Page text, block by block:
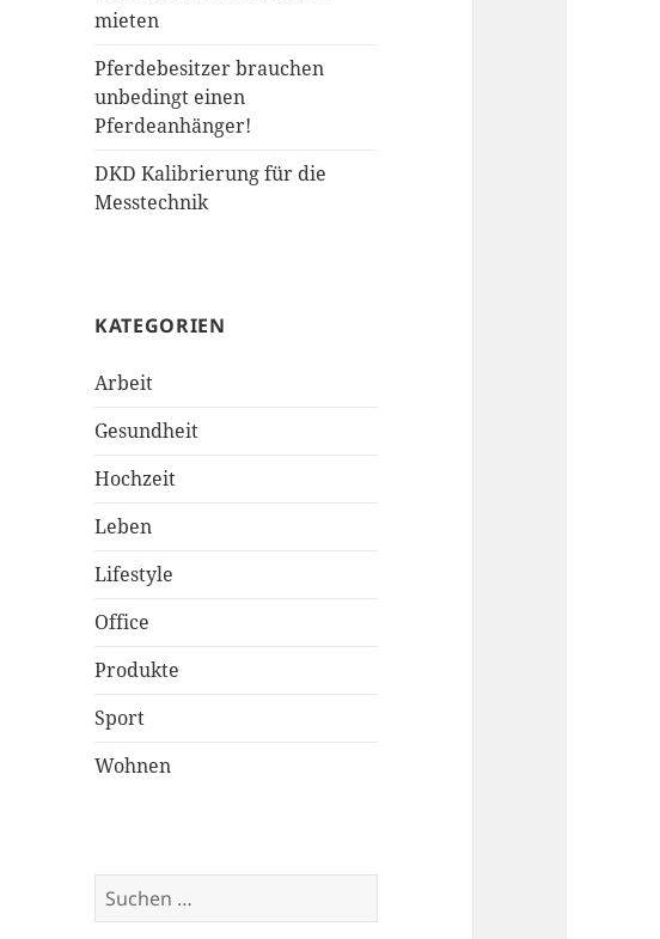
mieten
Pferdebesitzer brauchen
unbedingt einen
Pferdeanhänger!
DKD Kalibrierung für die
Messtechnik
KATEGORIEN
Arbeit
Gesundheit
Hochzeit
Leben
Lifestyle
Office
Produkte
Sport
Wohnen
Suchen
nach: